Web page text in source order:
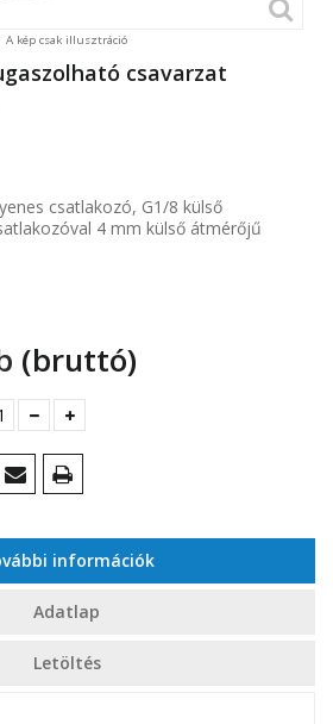
A kép csak illusztráció
csavarzat
csatlakozó, G1/8 külső
4 mm külső átmérőjű
(bruttó)
információk
Adatlap
Letöltés